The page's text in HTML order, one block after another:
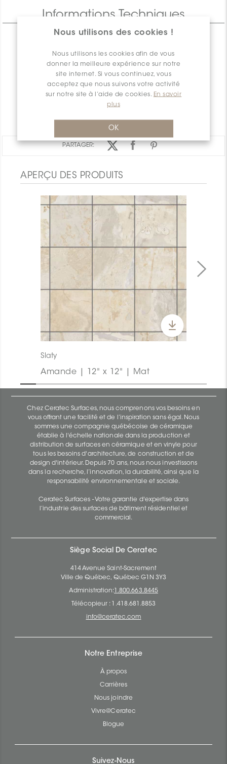
Nous utilisons des cookies !
Nous utilisons les cookies afin de vous
donner la meilleure expérience sur notre
site internet. Si vous continuez, vous
acceptez que nous suivons votre activité
sur notre site à l’aide de cookies. En savoir
plus
OK
Informations Techniques
SPÉCIFICATIONS
INSTALLATION ET MAINTENANCE
INFORMATION D'EMBALLAGE
GARANTIE
PARTAGER:
APERÇU DES PRODUITS
Slaty
Amande | 12" x 12" | Mat
Chez Ceratec Surfaces, nous comprenons vos besoins en
vous offrant une facilité et de l’inspiration sans égal. Nous
sommes une compagnie québécoise de céramique
établie à l'échelle nationale dans la production et
distribution de surfaces en céramique et en vinyle pour
tous les besoins d'architecture, de construction et de
design d'intérieur. Depuis 70 ans, nous nous investissons
dans la recherche, l’innovation, la durabilité, ainsi que la
responsabilité environnementale et sociale.
Ceratec Surfaces - Votre garantie d'expertise dans
l’industrie des surfaces de bâtiment résidentiel et
commercial.
Siège Social De Ceratec
414 Avenue Saint-Sacrement
Ville de Québec, Québec G1N 3Y3
Administration: 1.800.663.8445
Télécopieur : 1.418.681.8853
info@ceratec.com
Notre Entreprise
À propos
Carrières
Nous joindre
Vivre@Ceratec
Blogue
Suivez-Nous